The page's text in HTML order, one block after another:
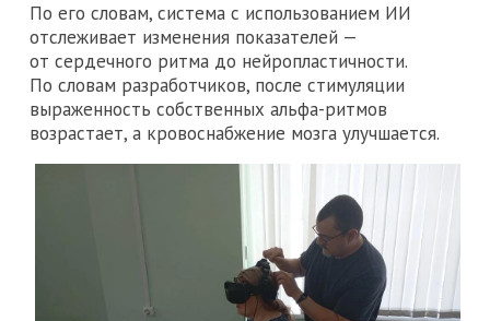
По его словам, система с использованием ИИ
отслеживает изменения показателей —
от сердечного ритма до нейропластичности.
По словам разработчиков, после стимуляции
выраженность собственных альфа-ритмов
возрастает, а кровоснабжение мозга улучшается.